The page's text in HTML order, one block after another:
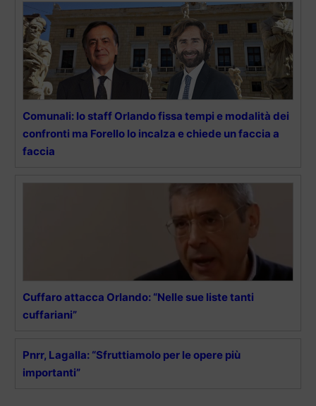
Comunali: lo staff Orlando fissa tempi e modalità dei
confronti ma Forello lo incalza e chiede un faccia a
faccia
Cuffaro attacca Orlando: “Nelle sue liste tanti
cuffariani”
Pnrr, Lagalla: “Sfruttiamolo per le opere più
importanti”